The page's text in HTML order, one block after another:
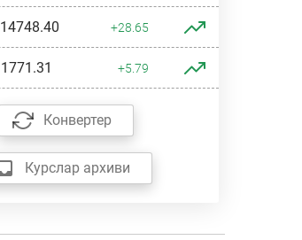
+28.65
+5.79
Конвертер
Курслар архиви